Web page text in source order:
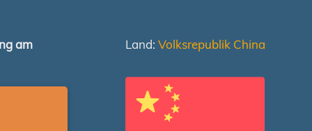
am
Land: Volksrepublik China